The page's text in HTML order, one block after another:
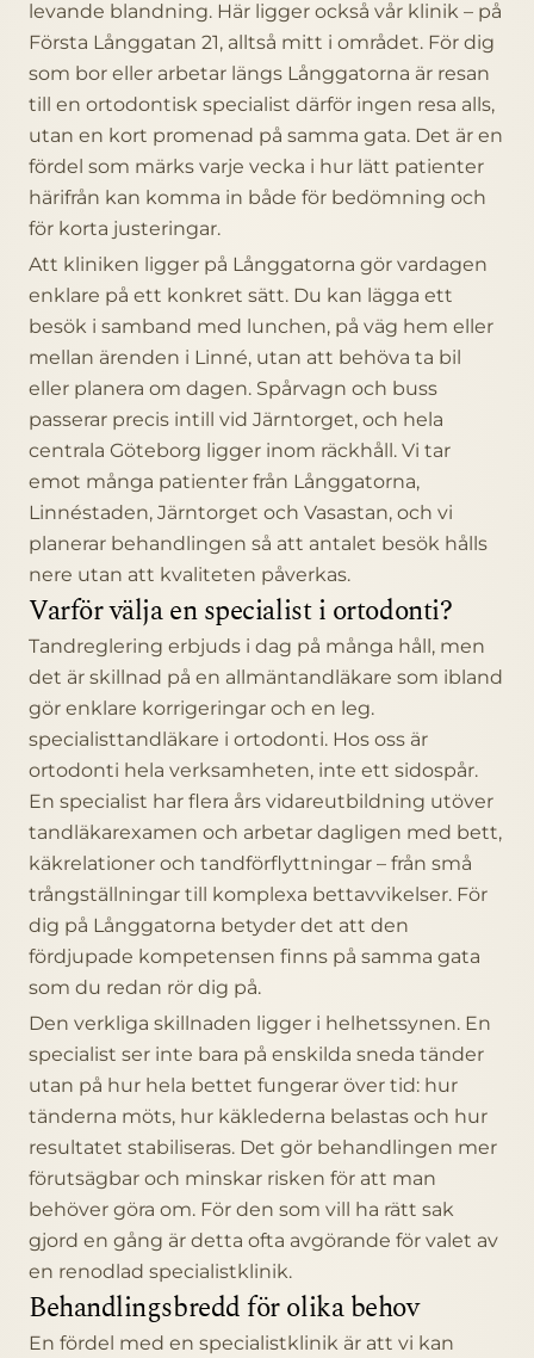
levande blandning. Här ligger också vår klinik – på
Första Långgatan 21, alltså mitt i området. För dig
som bor eller arbetar längs Långgatorna är resan
till en ortodontisk specialist därför ingen resa alls,
utan en kort promenad på samma gata. Det är en
fördel som märks varje vecka i hur lätt patienter
härifrån kan komma in både för bedömning och
för korta justeringar.
Att kliniken ligger på Långgatorna gör vardagen
enklare på ett konkret sätt. Du kan lägga ett
besök i samband med lunchen, på väg hem eller
mellan ärenden i Linné, utan att behöva ta bil
eller planera om dagen. Spårvagn och buss
passerar precis intill vid Järntorget, och hela
centrala Göteborg ligger inom räckhåll. Vi tar
emot många patienter från Långgatorna,
Linnéstaden, Järntorget och Vasastan, och vi
planerar behandlingen så att antalet besök hålls
nere utan att kvaliteten påverkas.
Varför välja en specialist i ortodonti?
Tandreglering erbjuds i dag på många håll, men
det är skillnad på en allmäntandläkare som ibland
gör enklare korrigeringar och en leg.
specialisttandläkare i ortodonti. Hos oss är
ortodonti hela verksamheten, inte ett sidospår.
En specialist har flera års vidareutbildning utöver
tandläkarexamen och arbetar dagligen med bett,
käkrelationer och tandförflyttningar – från små
trångställningar till komplexa bettavvikelser. För
dig på Långgatorna betyder det att den
fördjupade kompetensen finns på samma gata
som du redan rör dig på.
Den verkliga skillnaden ligger i helhetssynen. En
specialist ser inte bara på enskilda sneda tänder
utan på hur hela bettet fungerar över tid: hur
tänderna möts, hur käklederna belastas och hur
resultatet stabiliseras. Det gör behandlingen mer
förutsägbar och minskar risken för att man
behöver göra om. För den som vill ha rätt sak
gjord en gång är detta ofta avgörande för valet av
en renodlad specialistklinik.
Behandlingsbredd för olika behov
En fördel med en specialistklinik är att vi kan